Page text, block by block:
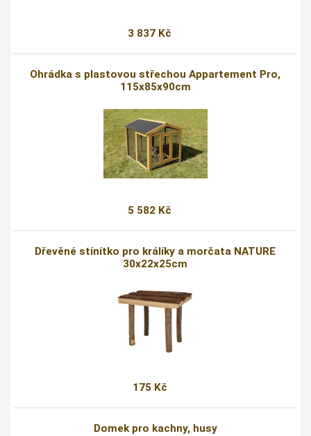
3 837 Kč
Ohrádka s plastovou střechou Appartement Pro,
115x85x90cm
5 582 Kč
Dřevěné stínítko pro králíky a morčata NATURE
30x22x25cm
175 Kč
Domek pro kachny, husy